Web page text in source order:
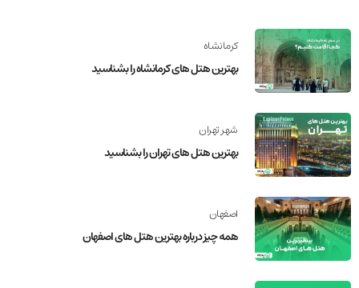
کرمانشاه
بهترین هتل های کرمانشاه را بشناسید
شهر تهران
بهترین هتل های تهران را بشناسید
اصفهان
همه چیز درباره­ بهترین هتل های اصفهان